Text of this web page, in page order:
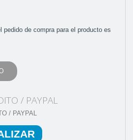
pedido de compra para el producto es
/ PAYPAL